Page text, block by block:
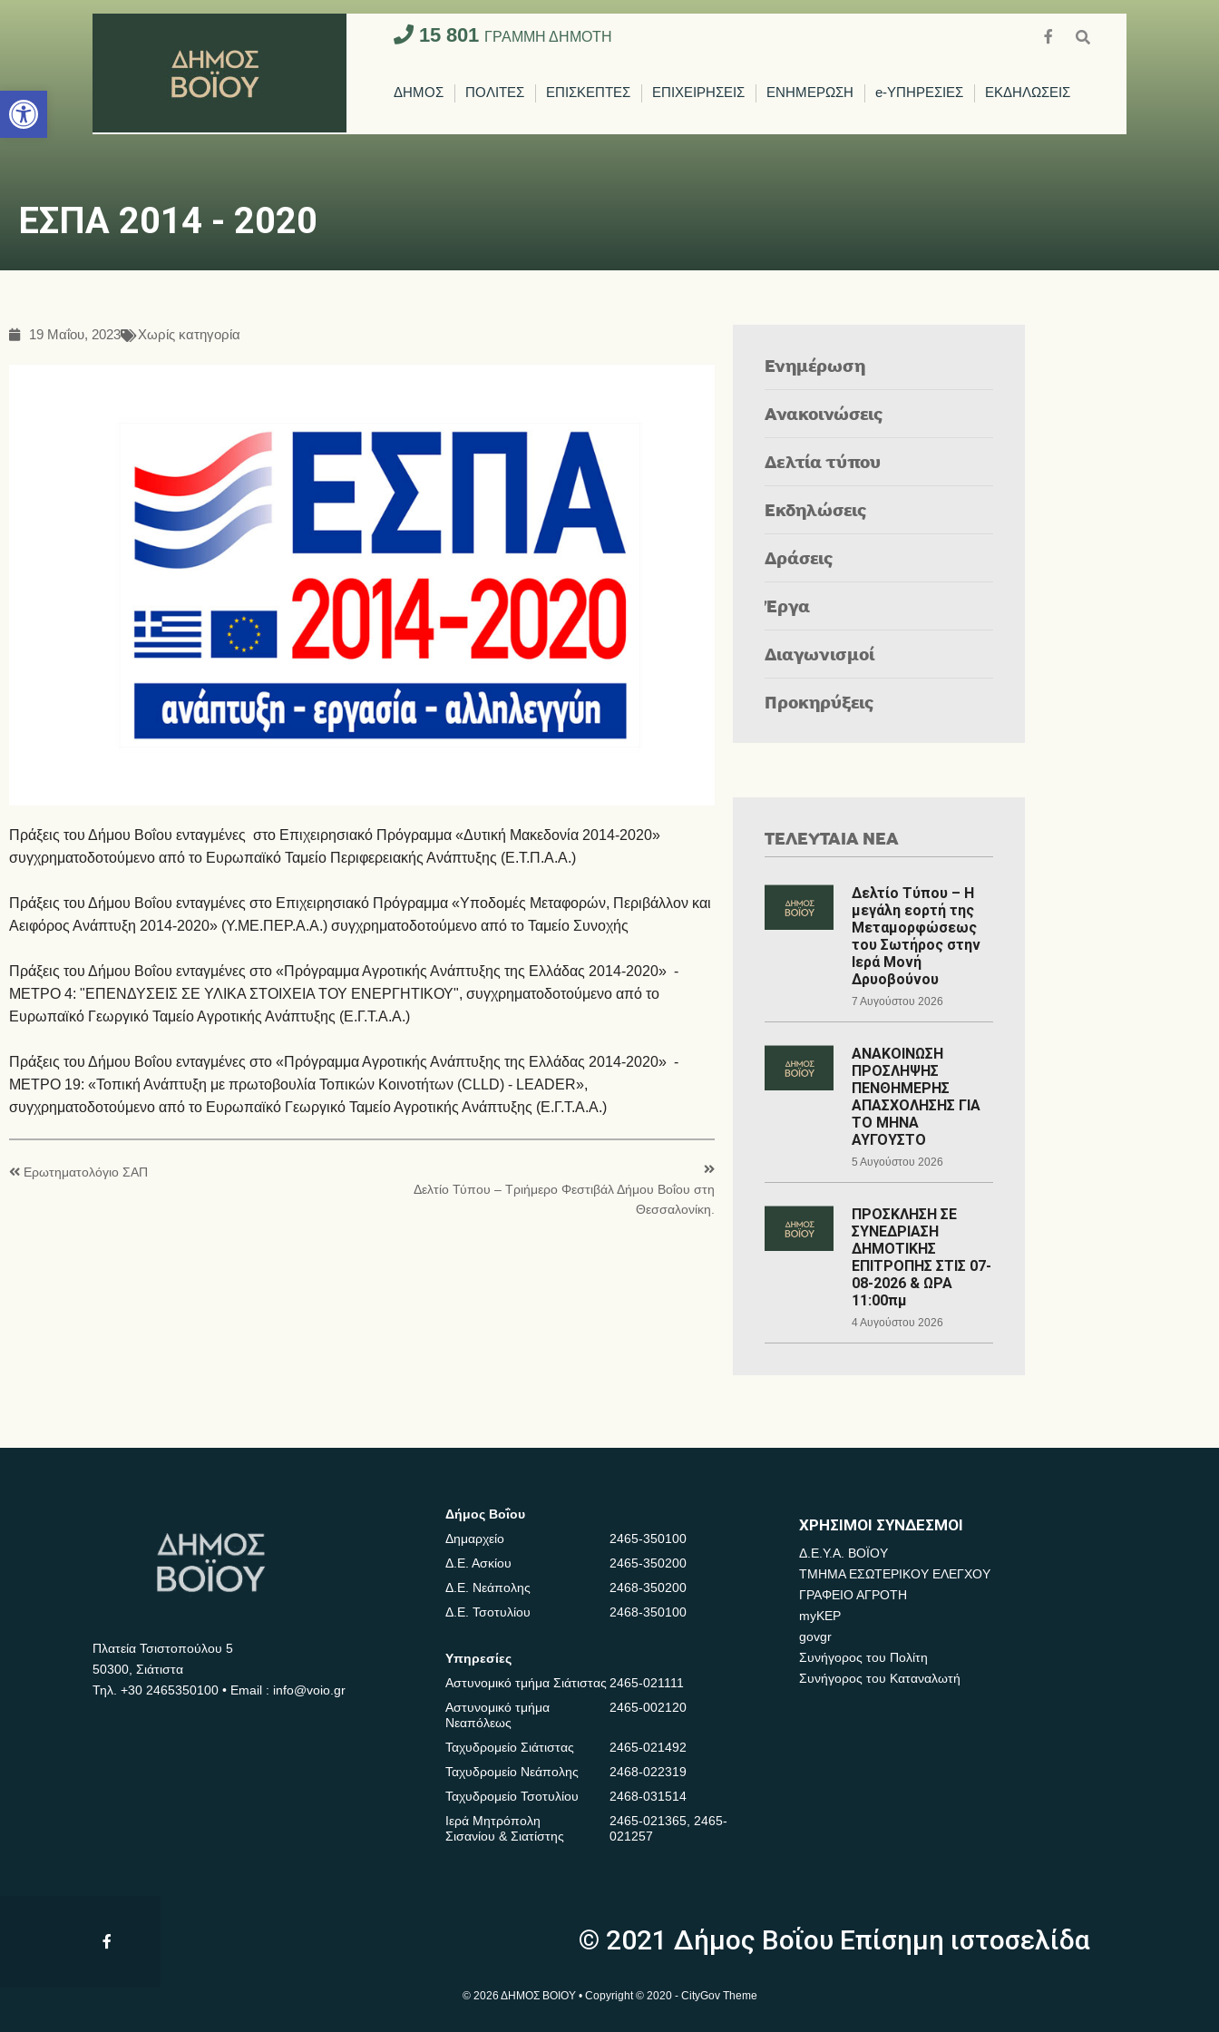
Ανοίξτε τη γραμμή εργαλείων
15 801 ΓΡΑΜΜΗ ΔΗΜΟΤΗ
ΔΗΜΟΣ ΠΟΛΙΤΕΣ ΕΠΙΣΚΕΠΤΕΣ ΕΠΙΧΕΙΡΗΣΕΙΣ ΕΝΗΜΕΡΩΣΗ e-ΥΠΗΡΕΣΙΕΣ ΕΚΔΗΛΩΣΕΙΣ
ΕΣΠΑ 2014 - 2020
19 Μαΐου, 2023 Χωρίς κατηγορία
Πράξεις του Δήμου Βοΐου ενταγμένες στο Επιχειρησιακό Πρόγραμμα «Δυτική Μακεδονία 2014-2020»
συγχρηματοδοτούμενο από το Ευρωπαϊκό Ταμείο Περιφερειακής Ανάπτυξης (Ε.Τ.Π.Α.Α.)
Πράξεις του Δήμου Βοΐου ενταγμένες στο Επιχειρησιακό Πρόγραμμα «Υποδομές Μεταφορών, Περιβάλλον και
Αειφόρος Ανάπτυξη 2014-2020» (Υ.ΜΕ.ΠΕΡ.Α.Α.) συγχρηματοδοτούμενο από το Ταμείο Συνοχής
Πράξεις του Δήμου Βοΐου ενταγμένες στο «Πρόγραμμα Αγροτικής Ανάπτυξης της Ελλάδας 2014-2020» -
ΜΕΤΡΟ 4: "ΕΠΕΝΔΥΣΕΙΣ ΣΕ ΥΛΙΚΑ ΣΤΟΙΧΕΙΑ ΤΟΥ ΕΝΕΡΓΗΤΙΚΟΥ", συγχρηματοδοτούμενο από το
Ευρωπαϊκό Γεωργικό Ταμείο Αγροτικής Ανάπτυξης (Ε.Γ.Τ.Α.Α.)
Πράξεις του Δήμου Βοΐου ενταγμένες στο «Πρόγραμμα Αγροτικής Ανάπτυξης της Ελλάδας 2014-2020» -
ΜΕΤΡΟ 19: «Τοπική Ανάπτυξη με πρωτοβουλία Τοπικών Κοινοτήτων (CLLD) - LEADER»,
συγχρηματοδοτούμενο από το Ευρωπαϊκό Γεωργικό Ταμείο Αγροτικής Ανάπτυξης (Ε.Γ.Τ.Α.Α.)
Ερωτηματολόγιο ΣΑΠ
Δελτίο Τύπου – Τριήμερο Φεστιβάλ Δήμου Βοΐου στη
Θεσσαλονίκη.
Ενημέρωση
Ανακοινώσεις
Δελτία τύπου
Εκδηλώσεις
Δράσεις
Έργα
Διαγωνισμοί
Προκηρύξεις
ΤΕΛΕΥΤΑΙΑ ΝΕΑ
Δελτίο Τύπου – Η
μεγάλη εορτή της
Μεταμορφώσεως
του Σωτήρος στην
Ιερά Μονή
Δρυοβούνου
7 Αυγούστου 2026
ΑΝΑΚΟΙΝΩΣΗ
ΠΡΟΣΛΗΨΗΣ
ΠΕΝΘΗΜΕΡΗΣ
ΑΠΑΣΧΟΛΗΣΗΣ ΓΙΑ
ΤΟ ΜΗΝΑ
ΑΥΓΟΥΣΤΟ
5 Αυγούστου 2026
ΠΡΟΣΚΛΗΣΗ ΣΕ
ΣΥΝΕΔΡΙΑΣΗ
ΔΗΜΟΤΙΚΗΣ
ΕΠΙΤΡΟΠΗΣ ΣΤΙΣ 07-
08-2026 & ΩΡΑ
11:00πμ
4 Αυγούστου 2026
Πλατεία Τσιστοπούλου 5
50300, Σιάτιστα
Τηλ. +30 2465350100 • Email : info@voio.gr
Δήμος Βοΐου
Δημαρχείο
2465-350100
Δ.Ε. Ασκίου
2465-350200
Δ.Ε. Νεάπολης
2468-350200
Δ.Ε. Τσοτυλίου
2468-350100
Υπηρεσίες
Αστυνομικό τμήμα Σιάτιστας2465-021111
Αστυνομικό τμήμα
Νεαπόλεως
2465-002120
Ταχυδρομείο Σιάτιστας
2465-021492
Ταχυδρομείο Νεάπολης
2468-022319
Ταχυδρομείο Τσοτυλίου
2468-031514
Ιερά Μητρόπολη
Σισανίου & Σιατίστης
2465-021365,2465-
021257
ΧΡΗΣΙΜΟΙ ΣΥΝΔΕΣΜΟΙ
Δ.Ε.Υ.Α. ΒΟΪΟΥ
ΤΜΗΜΑ ΕΣΩΤΕΡΙΚΟΥ ΕΛΕΓΧΟΥ
ΓΡΑΦΕΙΟ ΑΓΡΟΤΗ
myKEP
govgr
Συνήγορος του Πολίτη
Συνήγορος του Καταναλωτή
© 2021 Δήμος Βοΐου Επίσημη ιστοσελίδα
© 2026 ΔΗΜΟΣ ΒΟΙΟΥ • Copyright © 2020 - CityGov Theme